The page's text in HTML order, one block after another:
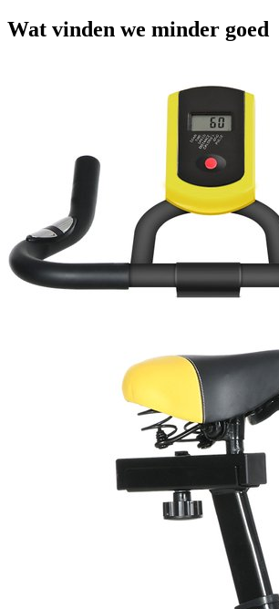
Wat vinden we minder goed